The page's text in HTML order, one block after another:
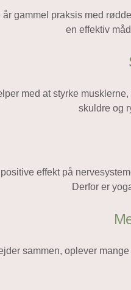
år gammel praksis med
en effektiv
med at styrke
skuldre og
effekt på
Derfor er
sammen, oplever